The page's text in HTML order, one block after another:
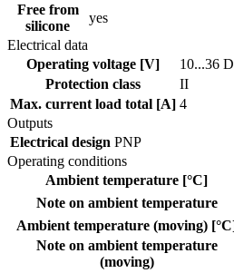
Free from
silicone
yes
Electrical data
Operating voltage [V]
10...36
Protection class
II
Max. current load total [A] 4
Outputs
Electrical design PNP
Operating conditions
Ambient temperature [°C]
Note on ambient temperature
Ambient temperature (moving)
Note on ambient temperature
(moving)